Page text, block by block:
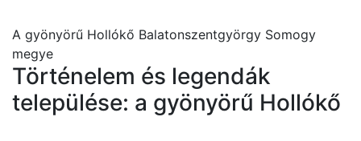
A gyönyörű Hollókő Balatonszentgyörgy Somogy
megye
Történelem és legendák
települése: a gyönyörű Hollókő